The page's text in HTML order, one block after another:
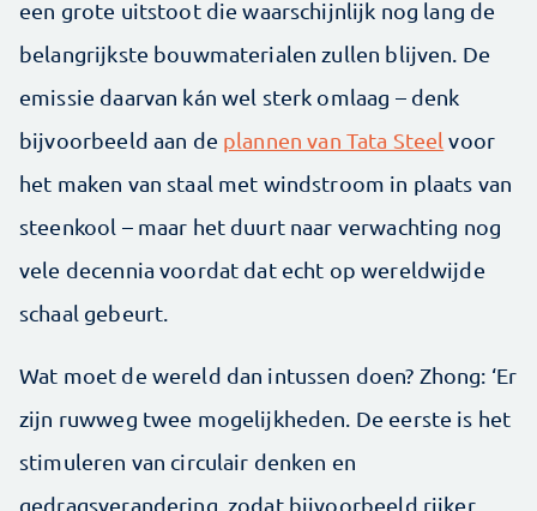
een grote uitstoot die waarschijnlijk nog lang de
belangrijkste bouwmaterialen zullen blijven. De
emissie daarvan kán wel sterk omlaag – denk
bijvoorbeeld aan de plannen van Tata Steel voor
het maken van staal met windstroom in plaats van
steenkool – maar het duurt naar verwachting nog
vele decennia voordat dat echt op wereldwijde
schaal gebeurt.
Wat moet de wereld dan intussen doen? Zhong: ‘Er
zijn ruwweg twee mogelijkheden. De eerste is het
stimuleren van circulair denken en
gedragsverandering, zodat bijvoorbeeld rijker